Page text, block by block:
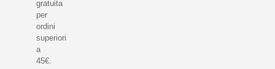
gratuita
per
ordini
superiori
a
45€.